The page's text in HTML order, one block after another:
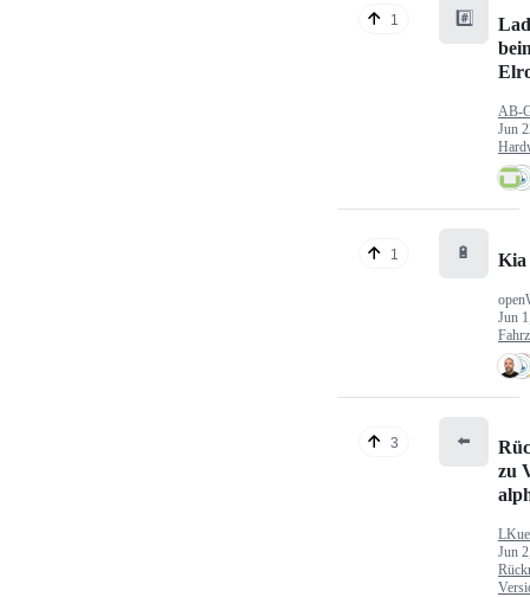
1 #️⃣
AB-
Jun
1 🔋 Kia
Jun
3 ⬅️
zu
Jun